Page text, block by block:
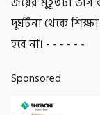
দুর্ঘটনা থেকে
হবে না। - - - - - -
Sponsored